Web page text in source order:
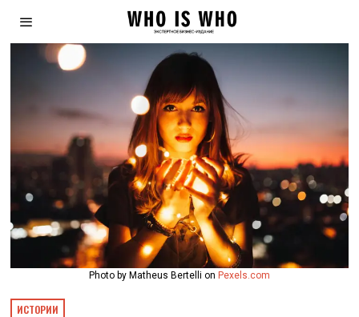
Photo by Matheus Bertelli on Pexels.com
ИСТОРИИ